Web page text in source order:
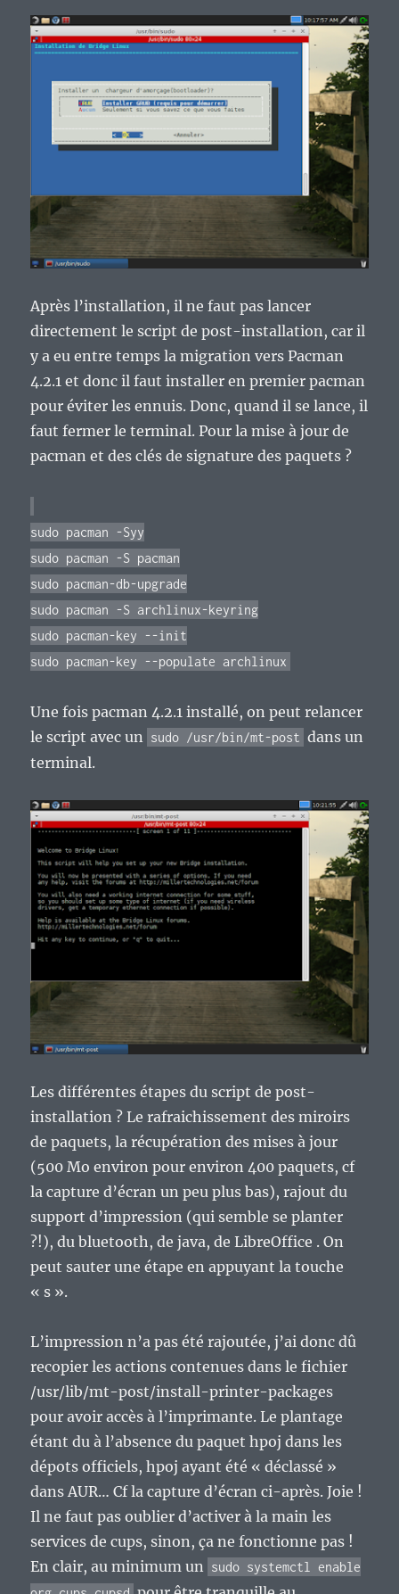
Après l’installation, il ne faut pas lancer
directement le script de post-installation, car il
y a eu entre temps la migration vers Pacman
4.2.1 et donc il faut installer en premier pacman
pour éviter les ennuis. Donc, quand il se lance, il
faut fermer le terminal. Pour la mise à jour de
pacman et des clés de signature des paquets ?
sudo pacman -Syy
sudo pacman -S pacman
sudo pacman-db-upgrade
sudo pacman -S archlinux-keyring
sudo pacman-key --init
sudo pacman-key --populate archlinux
Une fois pacman 4.2.1 installé, on peut relancer
le script avec un sudo /usr/bin/mt-post dans un
terminal.
Les différentes étapes du script de post-
installation ? Le rafraichissement des miroirs
de paquets, la récupération des mises à jour
(500 Mo environ pour environ 400 paquets, cf
la capture d’écran un peu plus bas), rajout du
support d’impression (qui semble se planter
?!), du bluetooth, de java, de LibreOffice . On
peut sauter une étape en appuyant la touche
« s ».
L’impression n’a pas été rajoutée, j’ai donc dû
recopier les actions contenues dans le fichier
/usr/lib/mt-post/install-printer-packages
pour avoir accès à l’imprimante. Le plantage
étant du à l’absence du paquet hpoj dans les
dépots officiels, hpoj ayant été « déclassé »
dans AUR… Cf la capture d’écran ci-après. Joie !
Il ne faut pas oublier d’activer à la main les
services de cups, sinon, ça ne fonctionne pas !
En clair, au minimum un
sudo systemctl enable